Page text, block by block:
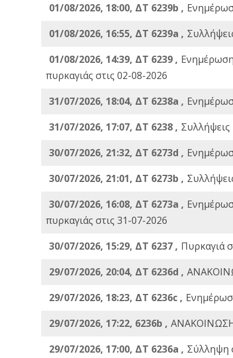
01/08/2026, 18:00, ΔΤ 6239b ,
01/08/2026, 16:55, ΔΤ 6239a ,
01/08/2026, 14:39, ΔΤ 6239 ,
πυρκαγιάς στις 02-08-2026
31/07/2026, 18:04, ΔΤ 6238a ,
31/07/2026, 17:07, ΔΤ 6238 ,
30/07/2026, 21:32, ΔΤ 6273d ,
30/07/2026, 21:01, ΔΤ 6273b ,
30/07/2026, 16:08, ΔΤ 6273a ,
πυρκαγιάς στις 31-07-2026
30/07/2026, 15:29, ΔΤ 6237 , Πυρκαγιά
29/07/2026, 20:04, ΔΤ 6236d ,
29/07/2026, 18:23, ΔΤ 6236c ,
29/07/2026, 17:22, 6236b ,
29/07/2026, 17:00, ΔΤ 6236a , Σύλληψη